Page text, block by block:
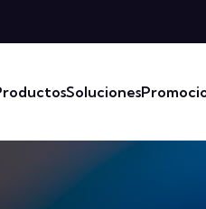
Soluciones